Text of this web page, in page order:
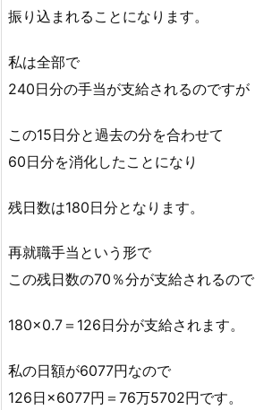
振り込まれることになります。
私は全部で
240日分の手当が支給されるのですが
この15日分と過去の分を合わせて
60日分を消化したことになり
残日数は180日分となります。
再就職手当という形で
この残日数の70％分が支給されるので
180×0.7＝126日分が支給されます。
私の日額が6077円なので
126日×6077円＝76万5702円です。